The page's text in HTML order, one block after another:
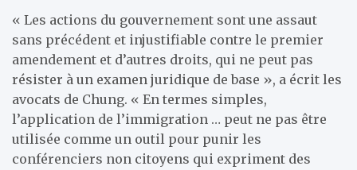
« Les actions du gouvernement sont une assaut
sans précédent et injustifiable contre le premier
amendement et d’autres droits, qui ne peut pas
résister à un examen juridique de base », a écrit les
avocats de Chung. « En termes simples,
l’application de l’immigration … peut ne pas être
utilisée comme un outil pour punir les
conférenciers non citoyens qui expriment des